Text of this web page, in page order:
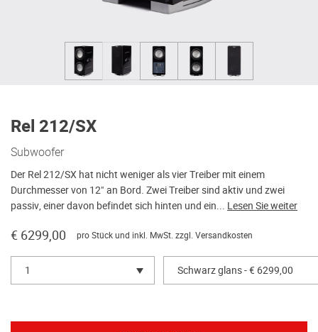
Rel 212/SX
Subwoofer
Der Rel 212/SX hat nicht weniger als vier Treiber mit einem
Durchmesser von 12" an Bord. Zwei Treiber sind aktiv und zwei
passiv, einer davon befindet sich hinten und ein... Lesen Sie weiter
€ 6299,00 pro Stück und inkl. MwSt. zzgl. Versandkosten
1 Schwarz glans - € 6299,00